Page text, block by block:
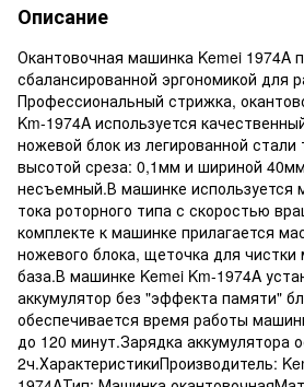
Описание
Окантовочная машинка Kemei 1974A
сбалансированной эргономикой для
Профессиональный стрижка,
Km-1974A используется
ножевой блок из легированной стали
высотой среза: 0,1мм и шириной
несъемный.В машинке используется
тока роторного типа с скоростью
комплекте к машинке прилагается
ножевого блока, щеточка для
база.В машинке Kemei Km-1974A
аккумулятор без "эффекта памяти"
обеспечивается время работы
до 120 минут.Зарядка аккумулятора
2ч.ХарактеристикиПроизводитель: